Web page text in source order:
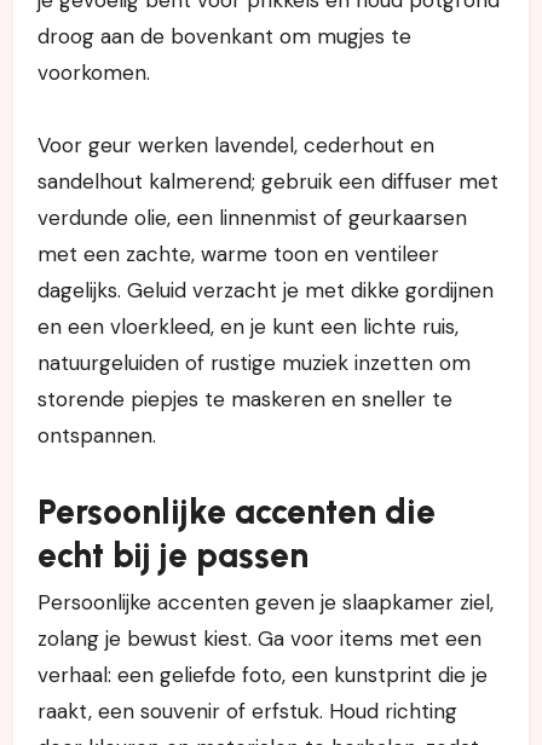
droog aan de bovenkant om mugjes te
voorkomen.
Voor geur werken lavendel, cederhout en
sandelhout kalmerend; gebruik een diffuser met
verdunde olie, een linnenmist of geurkaarsen
met een zachte, warme toon en ventileer
dagelijks. Geluid verzacht je met dikke gordijnen
en een vloerkleed, en je kunt een lichte ruis,
natuurgeluiden of rustige muziek inzetten om
storende piepjes te maskeren en sneller te
ontspannen.
Persoonlijke accenten die
echt bij je passen
Persoonlijke accenten geven je slaapkamer ziel,
zolang je bewust kiest. Ga voor items met een
verhaal: een geliefde foto, een kunstprint die je
raakt, een souvenir of erfstuk. Houd richting